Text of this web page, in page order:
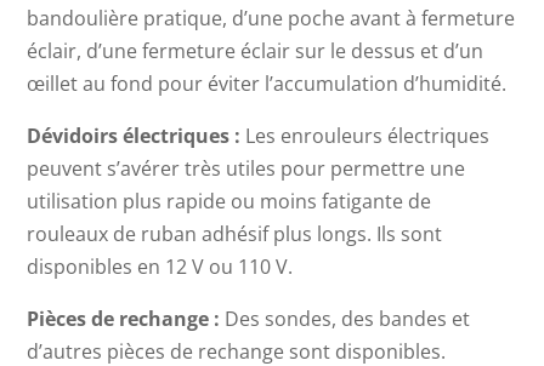
bandoulière pratique, d’une poche avant à fermeture
éclair, d’une fermeture éclair sur le dessus et d’un
œillet au fond pour éviter l’accumulation d’humidité.
Dévidoirs électriques : Les enrouleurs électriques
peuvent s’avérer très utiles pour permettre une
utilisation plus rapide ou moins fatigante de
rouleaux de ruban adhésif plus longs. Ils sont
disponibles en 12 V ou 110 V.
Pièces de rechange : Des sondes, des bandes et
d’autres pièces de rechange sont disponibles.